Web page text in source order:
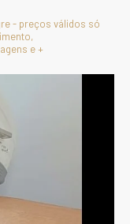
- preços válidos só
e +